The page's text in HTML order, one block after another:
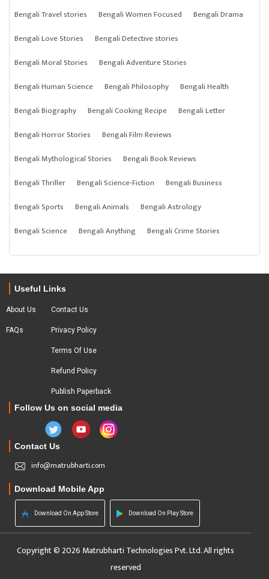
Bengali Travel stories
Bengali Women Focused
Bengali Drama
Bengali Love Stories
Bengali Detective stories
Bengali Moral Stories
Bengali Adventure Stories
Bengali Human Science
Bengali Philosophy
Bengali Health
Bengali Biography
Bengali Cooking Recipe
Bengali Letter
Bengali Horror Stories
Bengali Film Reviews
Bengali Mythological Stories
Bengali Book Reviews
Bengali Thriller
Bengali Science-Fiction
Bengali Business
Bengali Sports
Bengali Animals
Bengali Astrology
Bengali Science
Bengali Anything Bengali Crime Stories
Useful Links
About Us
FAQs
Contact Us
Privacy Policy
Terms Of Use
Refund Policy
Publish Paperback
Follow Us on social media
Contact Us
info@matrubharti.com
Download Mobile App
Download On App Store Download On Play Store
Copyright © 2026 Matrubharti Technologies Pvt. Ltd. All rights
reserved